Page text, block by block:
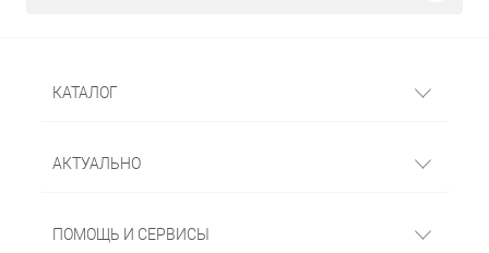
КАТАЛОГ
АКТУАЛЬНО
ПОМОЩЬ И СЕРВИСЫ